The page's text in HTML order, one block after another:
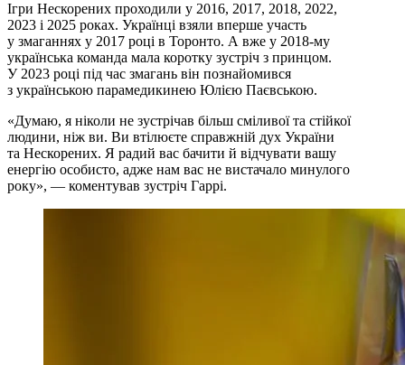
Ігри Нескорених проходили у 2016, 2017, 2018, 2022,
2023 і 2025 роках. Українці взяли вперше участь
у змаганнях у 2017 році в Торонто. А вже у 2018-му
українська команда мала коротку зустріч з принцом.
У 2023 році під час змагань він познайомився
з українською парамедикинею Юлією Паєвською.
«​​Думаю, я ніколи не зустрічав більш сміливої та стійкої
людини, ніж ви. Ви втілюєте справжній дух України
та Нескорених. Я радий вас бачити й відчувати вашу
енергію особисто, адже нам вас не вистачало минулого
року», — коментував зустріч Гаррі.